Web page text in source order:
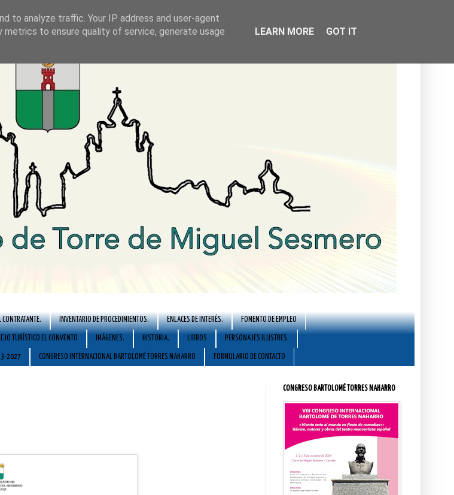
CONTRATANTE. INVENTARIO DE PROCEDIMIENTOS. ENLACES DE INTERÉS. FOMENTO DE EMPLEO
TURÍSTICO EL CONVENTO IMÁGENES. HISTORIA. LIBROS PERSONAJES ILUSTRES.
2027 CONGRESO INTERNACIONAL BARTOLOMÉ TORRES NAHARRO FORMULARIO DE CONTACTO
CONGRESO BARTOLOMÉ TORRES NAHARRO
to analyze traffic. Your IP address and user-agent
to ensure quality of service, generate usage
LEARN MORE GOT IT